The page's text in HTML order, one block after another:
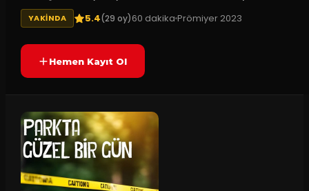
YAKINDA 5.4(29 oy)60 dakikaPrömiyer 2023
Hemen Kayıt Ol